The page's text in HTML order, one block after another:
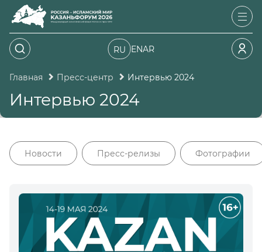
RU ENAR
Главная Пресс-центр Интервью 2024
Интервью 2024
Новости Пресс-релизы Фотографии